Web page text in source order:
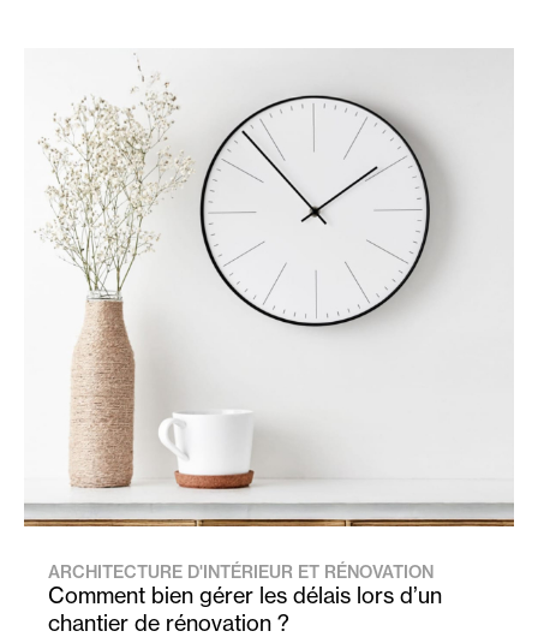
ARCHITECTURE D'INTÉRIEUR ET RÉNOVATION
Comment bien gérer les délais lors d’un
chantier de rénovation ?